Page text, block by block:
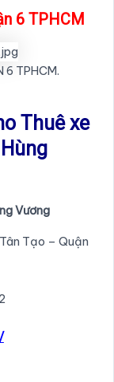
6 TPHCM
6 TPHCM.
Thuê xe
Vương
Tạo – Quận